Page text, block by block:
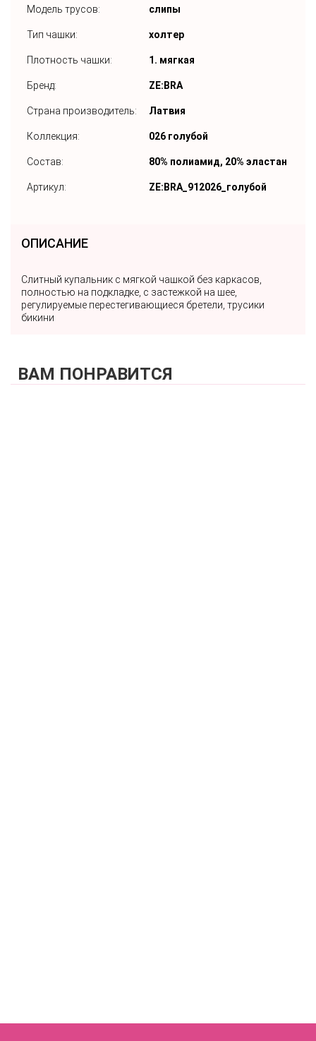
Модель трусов: слипы
Тип чашки: холтер
Плотность чашки: 1. мягкая
Бренд: ZE:BRA
Страна производитель: Латвия
Коллекция: 026 голубой
Состав: 80% полиамид, 20% эластан
Артикул: ZE:BRA_912026_голубой
ОПИСАНИЕ
Слитный купальник с мягкой чашкой без каркасов,
полностью на подкладке, с застежкой на шее,
регулируемые перестегивающиеся бретели, трусики
бикини
ВАМ ПОНРАВИТСЯ